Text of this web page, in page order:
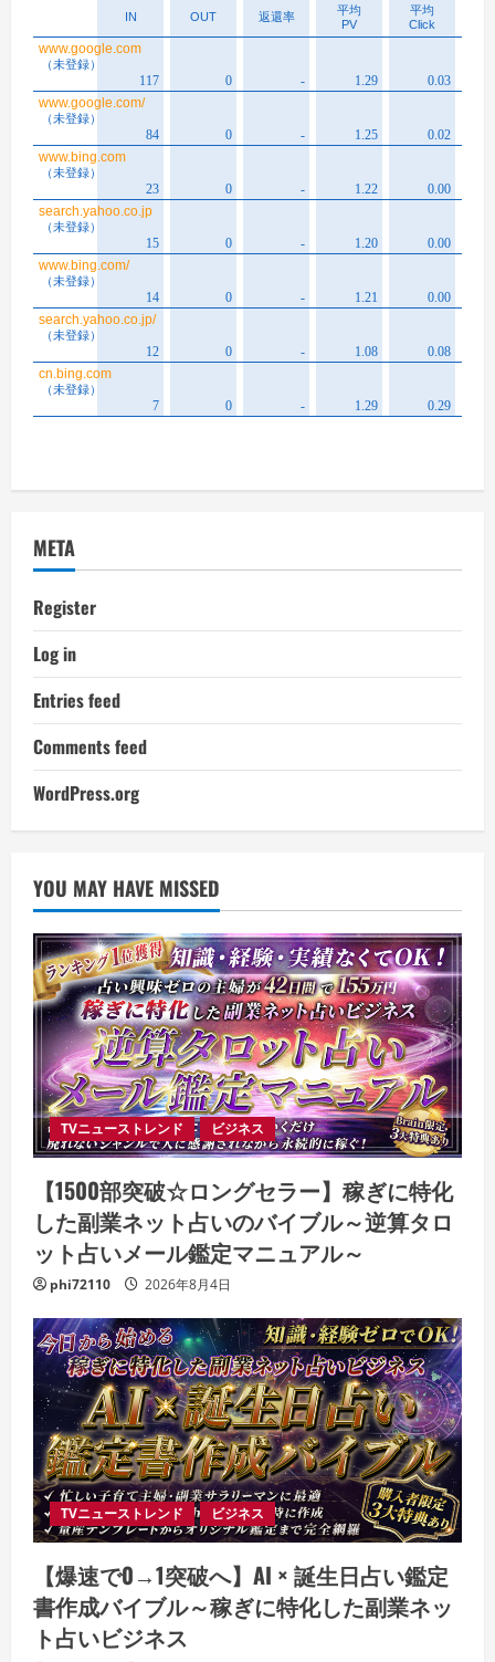
META
Register
Log in
Entries feed
Comments feed
WordPress.org
YOU MAY HAVE MISSED
TVニューストレンド ビジネス
【1500部突破☆ロングセラー】稼ぎに特化
した副業ネット占いのバイブル～逆算タロ
ット占いメール鑑定マニュアル～
phi72110 2026年8月4日
TVニューストレンド ビジネス
【爆速で0→1突破へ】AI × 誕生日占い鑑定
書作成バイブル～稼ぎに特化した副業ネッ
ト占いビジネス